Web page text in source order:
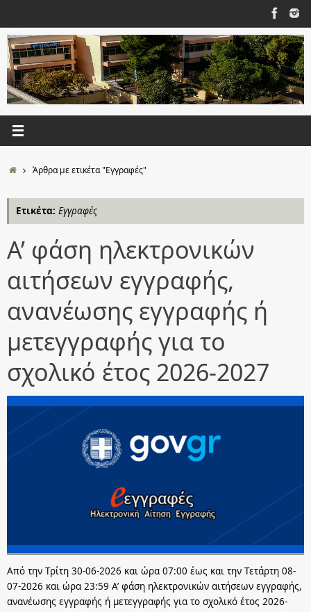
περιεχόμενο
Αρχική
Άρθρα με ετικέτα "Εγγραφές"
Ετικέτα: Εγγραφές
Α’ φάση ηλεκτρονικών
αιτήσεων εγγραφής,
ανανέωσης εγγραφής ή
μετεγγραφής για το
σχολικό έτος 2026-2027
Aπό την Τρίτη 30-06-2026 και ώρα 07:00 έως και την Τετάρτη 08-
07-2026 και ώρα 23:59 Α’ φάση ηλεκτρονικών αιτήσεων εγγραφής,
ανανέωσης εγγραφής ή μετεγγραφής για το σχολικό έτος 2026-